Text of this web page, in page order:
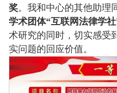
奖。我和中心的其他助理
学术团体“互联网法律学社
术研究的同时，切实感受
实问题的回应价值。